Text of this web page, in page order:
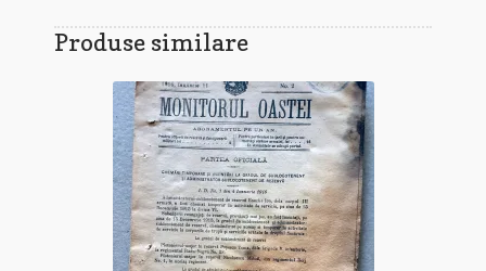
Produse similare